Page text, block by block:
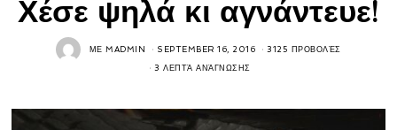
Χέσε ψηλά κι αγνάντευε!
ΜΕMADMIN SEPTEMBER 16, 2016 3125 ΠΡΟΒΟΛΈΣ
3 ΛΕΠΤΆ ΑΝΆΓΝΩΣΗΣ